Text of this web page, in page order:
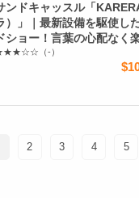
ンドキャッスル「
）」｜最新設備を駆使し
ショー！言葉の心配なく
（-）
2 3 4 5